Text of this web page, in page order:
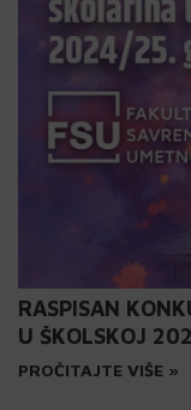
RASPISAN
U ŠKOLSKOJ
PROČITAJTE VIŠE »